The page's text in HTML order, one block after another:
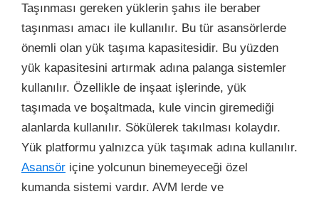
Taşınması gereken yüklerin şahıs ile beraber
taşınması amacı ile kullanılır. Bu tür asansörlerde
önemli olan yük taşıma kapasitesidir. Bu yüzden
yük kapasitesini artırmak adına palanga sistemler
kullanılır. Özellikle de inşaat işlerinde, yük
taşımada ve boşaltmada, kule vincin giremediği
alanlarda kullanılır. Sökülerek takılması kolaydır.
Yük platformu yalnızca yük taşımak adına kullanılır.
Asansör içine yolcunun binemeyeceği özel
kumanda sistemi vardır. AVM lerde ve